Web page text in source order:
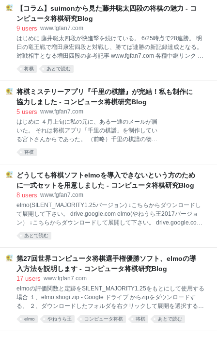
年7月8日 いろいろ話を聞いてると、elmo+100の評価関数は相当強いみ
たいです。 序盤の指し手や評価値の出し方も興味深いですね。—
suimon (@floodgate_fan) 2017年7月8日 新しいもの好きな性分もあり、
た。 そし
【コラム】suimonから見た藤井聡太四段の将棋の魅力 - コ
ンピュータ将棋研究Blog
9 users www.fgfan7.com
はじめに 藤井聡太四段が快進撃を続けている。 6/25時点で28連勝。 明
日の竜王戦で増田康宏四段と対戦し、勝てば連勝の新記録達成となる。
対戦相手となる増田四段の参考記事 www.fgfan7.com 各種中継リンク ↓
パソコン TOPページ｜竜王戦中継 ↓スマホアプリ（iOS、Android） 将棋
連盟ライブ中継｜日本将棋連盟 ↓動画中継 史上最多連勝記録更新なる
2017/06/26 10:00開始 - ニコニコ生放送 【生放送】第30期 竜王戦決勝ト
ーナメント 増田康宏四段 対 藤井聡太四段 | AbemaTV（アベマTV） 将棋
プレミアム - 生中継｜囲碁・将棋チャンネルホームページ ＋＋＋＋＋＋
ラムとして私から見た藤井聡太四段の将棋の魅力
将棋 あとで読む
将棋ミステリーアプリ『千里の棋譜』が完結！私も制作に
協力しました - コンピュータ将棋研究Blog
5 users www.fgfan7.com
はじめに ４月上旬に私の元に、ある一通のメールが届
いた。 それは将棋アプリ「千里の棋譜」を制作してい
る宮下さんからであった。 （前略）千里の棋譜の物語
作成上で条件に合った棋譜を探しており、そこで特に
コンピュータ将棋の棋譜に詳しいsuimonさんにアドバ
その条件に見合った棋譜ならfloodgateの棋譜で、いく
つか提示できると思います。 アプリの「完結編」で物
語の名人VS最強AIの対局での棋譜に関してアドバイス
ってくださったのだった。 その時「おもしろい内容だ
な」と感じたので二つ返事で制作に協力したい旨を宮
下さんに伝えた。 そこから「名人VS最強AIの対局」を
巡るやりとりが始まっていった。 はじめに 将棋ミステ
将棋
どうしても将棋ソフトelmoを導入できないという方のため
に一式セットを用意しました - コンピュータ将棋研究Blog
8 users www.fgfan7.com
elmo(SILENT_MAJORITY1.25バージョン) ↓こちらからダウンロードし
て展開して下さい。 drive.google.com elmo(やねうら王2017バージョ
ン） ↓こちらからダウンロードして展開して下さい。 drive.google.com
※注意事項 ・ノークレームノーサポートです。（開発者の方への問い合
わせもご遠慮下さい） ・場合によっては本記事は非公開にする可能性が
（SILENT_MAJORITYは1.25、やねうら王2017はV4.42～V4.46） それ
以降にソフトがバージョンアップした場合は個別にアップデートしてく
ださい。 ・SILENT_MAJORITY1.25の実行ファイルはuuunuuun氏がコ
しました。 ・YaneuraOu-20
あとで読む
第27回世界コンピュータ将棋選手権優勝ソフト、elmoの導
入方法を説明します - コンピュータ将棋研究Blog
17 users www.fgfan7.com
elmoの評価関数と定跡をSILENT_MAJORITY1.25をもとにして使用する
場合 １、elmo.shogi.zip - Google ドライブ からzipをダウンロードす
る。 ２、ダウンロードしたフォルダを右クリックして展開を選択する。
３、https://github.com/Jangja/silent_majority/tree/1.2/bin から
SILENT_MAJORITY_〇〇〇_x64.exeをダウンロード。（３つのファイ
elmo やねうら王 コンピュータ将棋 将棋 あとで読む